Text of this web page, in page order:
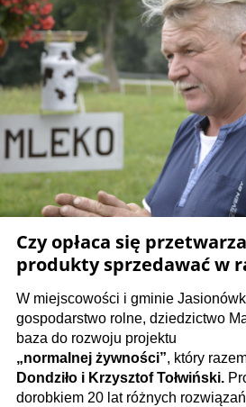
Czy opłaca się
produkty sprzedawać w
W miejscowości i gminie
gospodarstwo rolne, dziedzictwo
baza do rozwoju projektu
„normalnej żywności”, który
Dondziło i Krzysztof Tołwiński.
dorobkiem 20 lat różnych